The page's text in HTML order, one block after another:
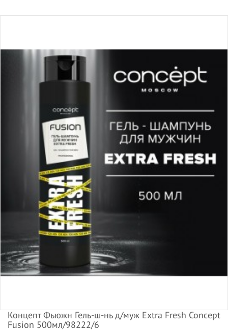
Концепт Фьюжн Гель-ш-нь д/муж Extra Fresh Concept
Fusion 500мл/98222/6